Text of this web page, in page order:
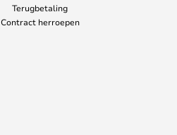
Terugbetaling
Contract herroepen